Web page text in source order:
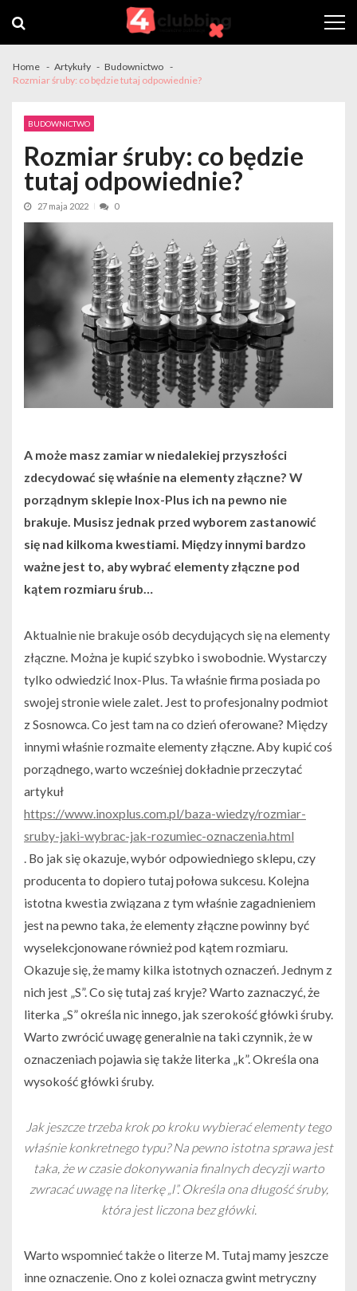
navigation
content
Home Artykuły
Budownictwo
Rozmiar śruby: co będzie tutaj odpowiednie?
BUDOWNICTWO
Rozmiar śruby: co będzie
tutaj odpowiednie?
27 maja 2022 0
A może masz zamiar w niedalekiej przyszłości
zdecydować się właśnie na elementy złączne? W
porządnym sklepie Inox-Plus ich na pewno nie
brakuje. Musisz jednak przed wyborem zastanowić
się nad kilkoma kwestiami. Między innymi bardzo
ważne jest to, aby wybrać elementy złączne pod
kątem rozmiaru śrub…
Aktualnie nie brakuje osób decydujących się na elementy
złączne. Można je kupić szybko i swobodnie. Wystarczy
tylko odwiedzić Inox-Plus. Ta właśnie firma posiada po
swojej stronie wiele zalet. Jest to profesjonalny podmiot
z Sosnowca. Co jest tam na co dzień oferowane? Między
innymi właśnie rozmaite elementy złączne. Aby kupić coś
porządnego, warto wcześniej dokładnie przeczytać
artykuł
https://www.inoxplus.com.pl/baza-wiedzy/rozmiar-
sruby-jaki-wybrac-jak-rozumiec-oznaczenia.html
. Bo jak się okazuje, wybór odpowiedniego sklepu, czy
producenta to dopiero tutaj połowa sukcesu. Kolejna
istotna kwestia związana z tym właśnie zagadnieniem
jest na pewno taka, że elementy złączne powinny być
wyselekcjonowane również pod kątem rozmiaru.
Okazuje się, że mamy kilka istotnych oznaczeń. Jednym z
nich jest „S”. Co się tutaj zaś kryje? Warto zaznaczyć, że
literka „S” określa nic innego, jak szerokość główki śruby.
Warto zwrócić uwagę generalnie na taki czynnik, że w
oznaczeniach pojawia się także literka „k”. Określa ona
wysokość główki śruby.
Jak jeszcze trzeba krok po kroku wybierać elementy tego
właśnie konkretnego typu? Na pewno istotna sprawa jest
taka, że w czasie dokonywania finalnych decyzji warto
zwracać uwagę na literkę „l”. Określa ona długość śruby,
która jest liczona bez główki.
Warto wspomnieć także o literze M. Tutaj mamy jeszcze
inne oznaczenie. Ono z kolei oznacza gwint metryczny